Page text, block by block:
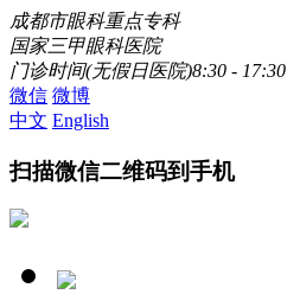
成都市眼科重点专科
国家三甲眼科医院
门诊时间(无假日医院)8:30 - 17:30
微信 微博
中文 English
扫描微信二维码到手机